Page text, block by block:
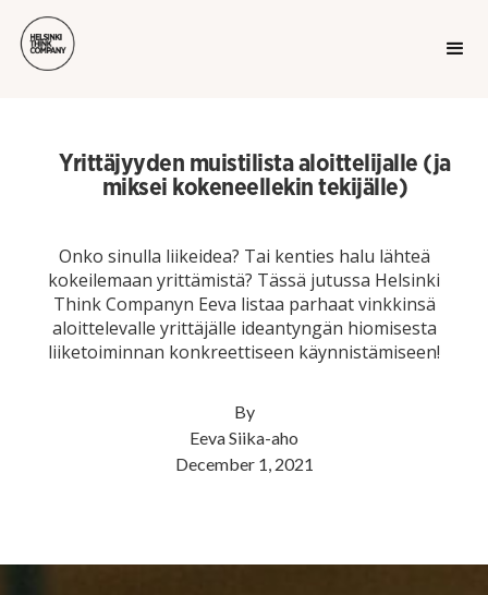
Yrittäjyyden muistilista aloittelijalle (ja
miksei kokeneellekin tekijälle)
Onko sinulla liikeidea? Tai kenties halu lähteä
kokeilemaan yrittämistä? Tässä jutussa Helsinki
Think Companyn Eeva listaa parhaat vinkkinsä
aloittelevalle yrittäjälle ideantyngän hiomisesta
liiketoiminnan konkreettiseen käynnistämiseen!
By
Eeva Siika-aho
December 1, 2021